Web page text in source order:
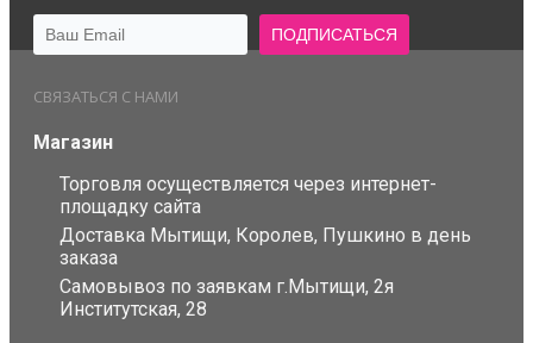
СВЯЗАТЬСЯ С НАМИ
Магазин
Торговля осуществляется через интернет-
площадку сайта
Доставка Мытищи, Королев, Пушкино в день
заказа
Самовывоз по заявкам г.Мытищи, 2я
Институтская, 28